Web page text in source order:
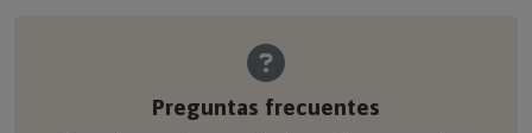
Preguntas frecuentes